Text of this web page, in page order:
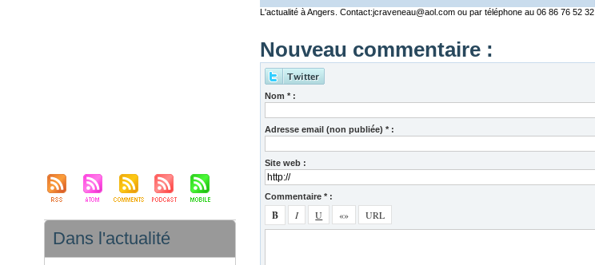
Dans l'actualité
L'actualité à Angers. Contact:jcraveneau@aol.com ou par téléphone au 06 86 76 52 32
Nouveau commentaire :
Nom * :
Adresse email (non publiée) * :
Site web :
Commentaire * :